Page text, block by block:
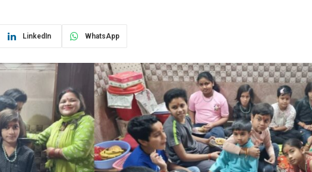
LinkedIn WhatsApp